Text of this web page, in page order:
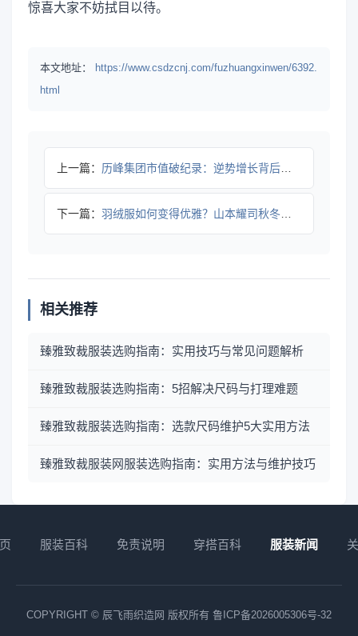
惊喜大家不妨拭目以待。
本文地址：
https://www.csdzcnj.com/fuzhuangxinwen/6392.
html
上一篇： 历峰集团市值破纪录：逆势增长背后的秘密
下一篇： 羽绒服如何变得优雅？山本耀司秋冬设计挑战传统
相关推荐
臻雅致裁服装选购指南：实用技巧与常见问题解析
臻雅致裁服装选购指南：5招解决尺码与打理难题
臻雅致裁服装选购指南：选款尺码维护5大实用方法
臻雅致裁服装网服装选购指南：实用方法与维护技巧
服装百科 免责说明 穿搭百科 服装新闻
COPYRIGHT © 辰飞雨织造网 版权所有 鲁ICP备2026005306号-32